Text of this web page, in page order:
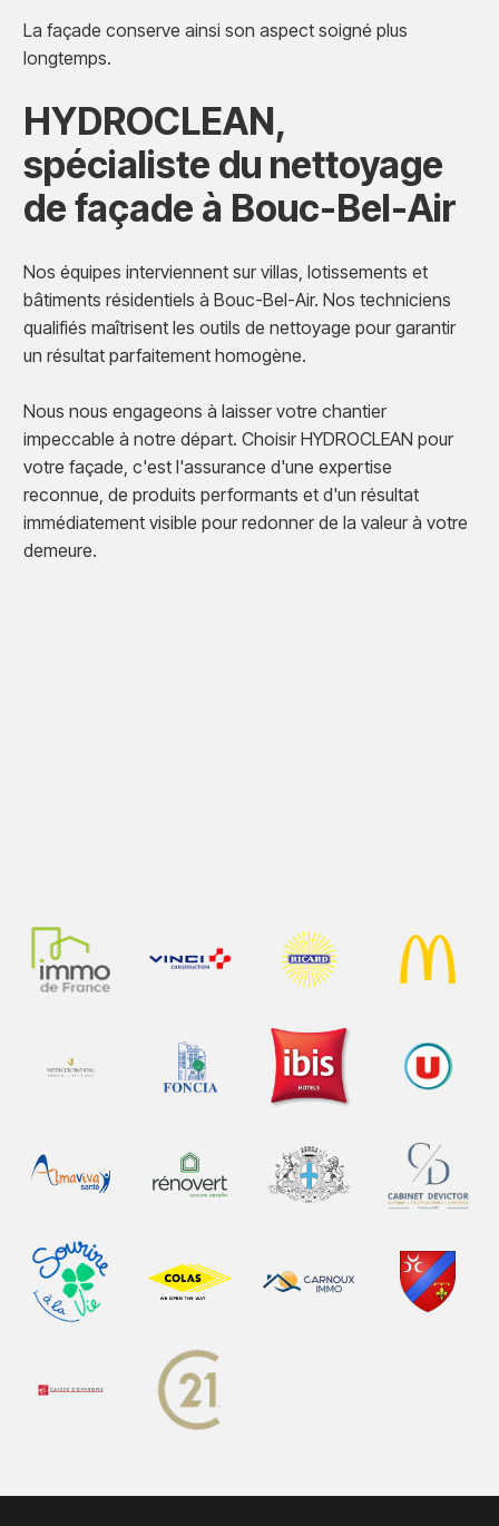
La façade conserve ainsi son aspect soigné plus
longtemps.
HYDROCLEAN,
spécialiste du nettoyage
de façade à Bouc-Bel-Air
Nos équipes interviennent sur villas, lotissements et
bâtiments résidentiels à Bouc-Bel-Air. Nos techniciens
qualifiés maîtrisent les outils de nettoyage pour garantir
un résultat parfaitement homogène.
Nous nous engageons à laisser votre chantier
impeccable à notre départ. Choisir HYDROCLEAN pour
votre façade, c'est l'assurance d'une expertise
reconnue, de produits performants et d'un résultat
immédiatement visible pour redonner de la valeur à votre
demeure.